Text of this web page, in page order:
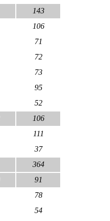
143
106
71
72
73
95
52
106
111
37
364
91
78
54